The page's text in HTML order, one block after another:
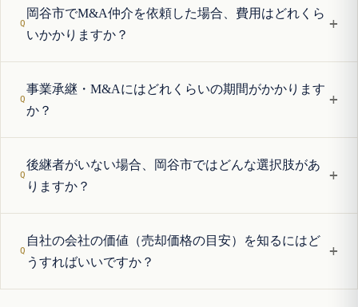
岡谷市でM&A仲介を依頼した場合、費用はどれくら
いかかりますか？
+
事業承継・M&Aにはどれくらいの期間がかかります
か？
+
後継者がいない場合、岡谷市ではどんな選択肢があ
りますか？
+
自社の会社の価値（売却価格の目安）を知るにはど
うすればいいですか？
+